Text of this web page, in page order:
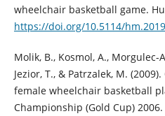
wheelchair basketball game.
https://doi.org/10.5114/
Molik, B., Kosmol, A., Morgulec-
Jezior, T., & Patrzalek, M.
female wheelchair basketball
Championship (Gold Cup)